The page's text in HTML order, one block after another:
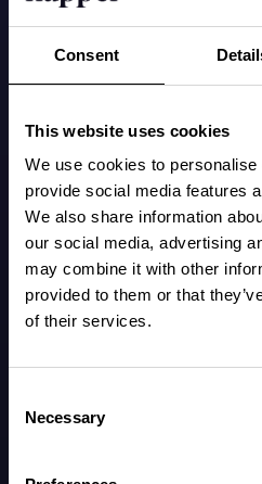
Consent
This website uses cookies
We use cookies to
provide social media features
We also share information
our social media, advertising
may combine it with other
provided to them or that
of their services.
Selection
Necessary
sover videre på de rigtige
Nu bruger millioner af familier
baby gør alt andet en million
Napper giver alle de værktøjer,
give store søvne til små
Hvem vi er
Napper er en prisvindende
forældre med at finde deres
Hvad vi laver
Vi væver videnskabsbaseret
Vores mission